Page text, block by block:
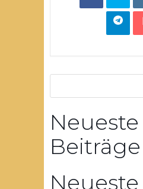
Neueste
Beiträge
Neueste